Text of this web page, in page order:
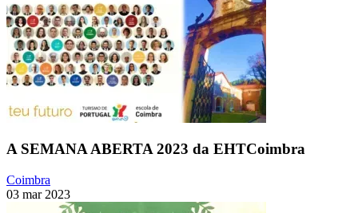
A SEMANA ABERTA 2023 da EHTCoimbra
Coimbra
03 mar 2023